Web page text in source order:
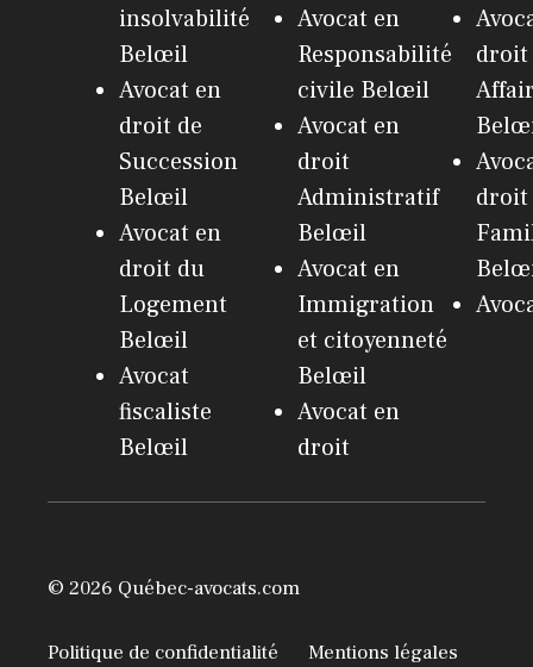
insolvabilité
Belœil
Avocat en
droit de
Succession
Belœil
Avocat en
droit du
Logement
Belœil
Avocat
fiscaliste
Belœil
Avocat en
Responsabilité
civile Belœil
Avocat en
droit
Administratif
Belœil
Avocat en
Immigration
et citoyenneté
Belœil
Avocat en
droit
droit
droit
© 2026 Québec-avocats.com
Politique de confidentialité
Mentions légales